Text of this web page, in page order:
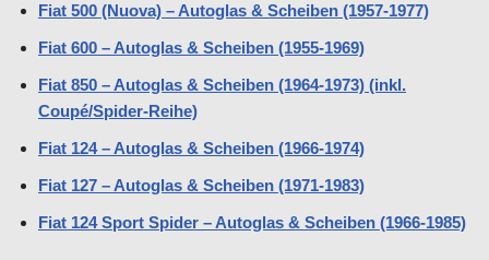
Fiat 500 (Nuova) – Autoglas & Scheiben (1957-1977)
Fiat 600 – Autoglas & Scheiben (1955-1969)
Fiat 850 – Autoglas & Scheiben (1964-1973) (inkl.
Coupé/Spider-Reihe)
Fiat 124 – Autoglas & Scheiben (1966-1974)
Fiat 127 – Autoglas & Scheiben (1971-1983)
Fiat 124 Sport Spider – Autoglas & Scheiben (1966-1985)